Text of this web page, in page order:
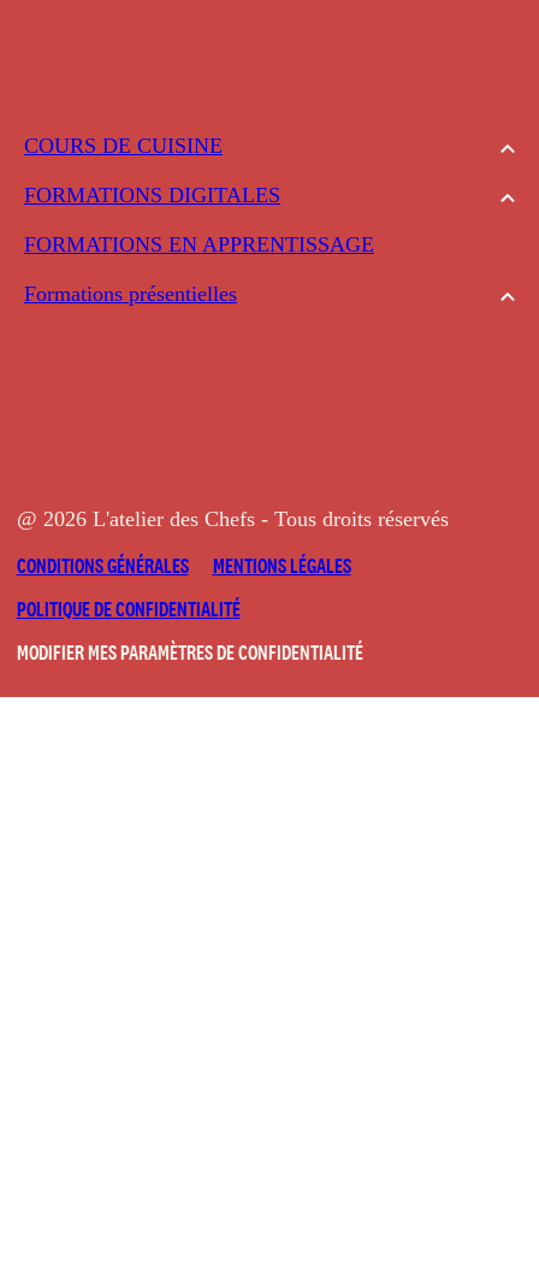
COURS DE CUISINE
FORMATIONS DIGITALES
FORMATIONS EN APPRENTISSAGE
Formations présentielles
@ 2026 L'atelier des Chefs - Tous droits réservés
CONDITIONS GÉNÉRALES
MENTIONS LÉGALES
POLITIQUE DE CONFIDENTIALITÉ
MODIFIER MES PARAMÈTRES DE CONFIDENTIALITÉ